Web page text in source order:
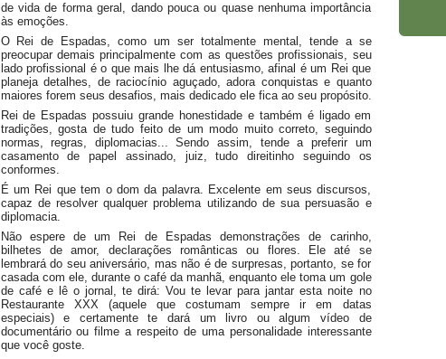
de vida de forma geral, dando pouca ou quase nenhuma importância
às emoções.
O Rei de Espadas, como um ser totalmente mental, tende a se
preocupar demais principalmente com as questões profissionais, seu
lado profissional é o que mais lhe dá entusiasmo, afinal é um Rei que
planeja detalhes, de raciocínio aguçado, adora conquistas e quanto
maiores forem seus desafios, mais dedicado ele fica ao seu propósito.
Rei de Espadas possuiu grande honestidade e também é ligado em
tradições, gosta de tudo feito de um modo muito correto, seguindo
normas, regras, diplomacias... Sendo assim, tende a preferir um
casamento de papel assinado, juiz, tudo direitinho seguindo os
conformes.
É um Rei que tem o dom da palavra. Excelente em seus discursos,
capaz de resolver qualquer problema utilizando de sua persuasão e
diplomacia.
Não espere de um Rei de Espadas demonstrações de carinho,
bilhetes de amor, declarações românticas ou flores. Ele até se
lembrará do seu aniversário, mas não é de surpresas, portanto, se for
casada com ele, durante o café da manhã, enquanto ele toma um gole
de café e lê o jornal, te dirá: Vou te levar para jantar esta noite no
Restaurante XXX (aquele que costumam sempre ir em datas
especiais) e certamente te dará um livro ou algum vídeo de
documentário ou filme a respeito de uma personalidade interessante
que você goste.